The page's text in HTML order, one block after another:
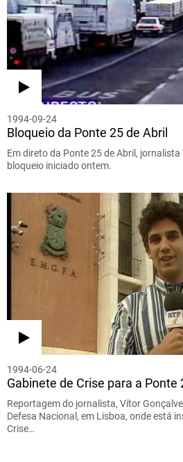
1994-09-24
Bloqueio da Ponte 25 de Abril
Em direto da Ponte 25 de Abril,
bloqueio iniciado ontem.
1994-06-24
Gabinete de Crise para a Ponte
Reportagem do jornalista, Vítor
Defesa Nacional, em Lisboa, onde está
Crise…